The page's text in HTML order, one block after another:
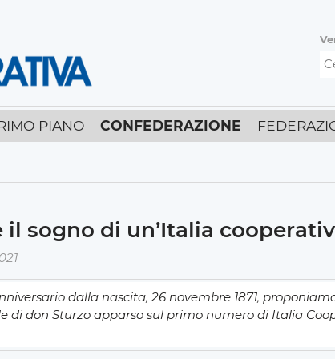
PIANO CONFEDERAZIONE
il sogno di un’Italia
dalla nascita, 26 novembre 1871,
di don Sturzo apparso sul primo numero di Italia